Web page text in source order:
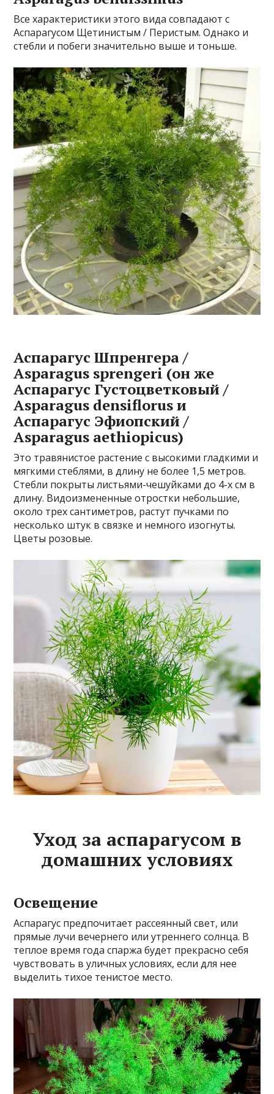
Все характеристики этого вида совпадают с
Аспарагусом Щетинистым / Перистым. Однако и
стебли и побеги значительно выше и тоньше.
Аспарагус Шпренгера /
Asparagus sprengeri (он же
Аспарагус Густоцветковый /
Asparagus densiflorus и
Аспарагус Эфиопский /
Asparagus aethiopicus)
Это травянистое растение с высокими гладкими и
мягкими стеблями, в длину не более 1,5 метров.
Стебли покрыты листьями-чешуйками до 4-х см в
длину. Видоизмененные отростки небольшие,
около трех сантиметров, растут пучками по
несколько штук в связке и немного изогнуты.
Цветы розовые.
Уход за аспарагусом в
домашних условиях
Освещение
Аспарагус предпочитает рассеянный свет, или
прямые лучи вечернего или утреннего солнца. В
теплое время года спаржа будет прекрасно себя
чувствовать в уличных условиях, если для нее
выделить тихое тенистое место.